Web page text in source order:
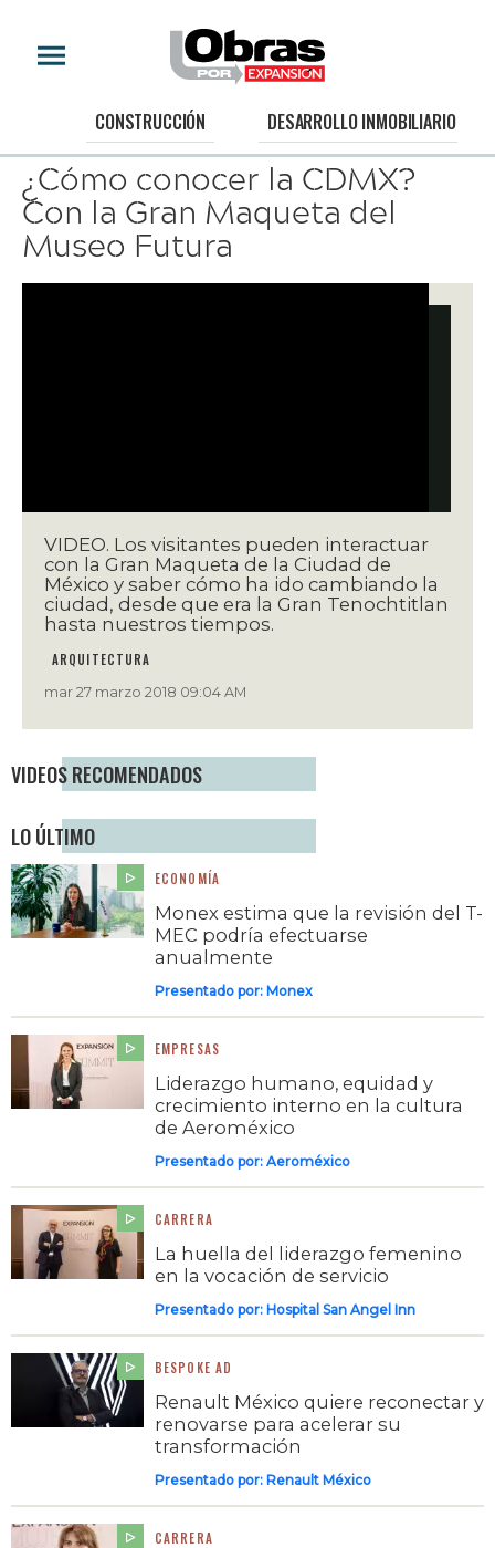
CONSTRUCCIÓN DESARROLLO INMOBILIARIO
¿Cómo conocer la CDMX?
Con la Gran Maqueta del
Museo Futura
mar 27 marzo 2018 09:04 AM
VIDEO. Los visitantes pueden interactuar
con la Gran Maqueta de la Ciudad de
México y saber cómo ha ido cambiando la
ciudad, desde que era la Gran Tenochtitlan
hasta nuestros tiempos.
ARQUITECTURA
VIDEOS RECOMENDADOS
LO ÚLTIMO
ECONOMÍA
Monex estima que la revisión del T-
MEC podría efectuarse
anualmente
Presentado por: Monex
EMPRESAS
Liderazgo humano, equidad y
crecimiento interno en la cultura
de Aeroméxico
Presentado por: Aeroméxico
CARRERA
La huella del liderazgo femenino
en la vocación de servicio
Presentado por: Hospital San Angel Inn
BESPOKE AD
Renault México quiere reconectar y
renovarse para acelerar su
transformación
Presentado por: Renault México
CARRERA